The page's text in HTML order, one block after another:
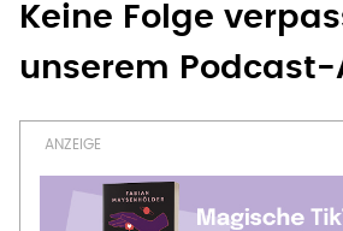
Keine Folge
unserem Podcast-